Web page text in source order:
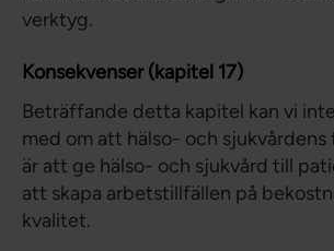
verktyg.
Konsekvenser (kapitel 17)
Beträffande detta kapitel kan vi
med om att hälso- och
är att ge hälso- och sjukvård till
att skapa arbetstillfällen på
kvalitet.